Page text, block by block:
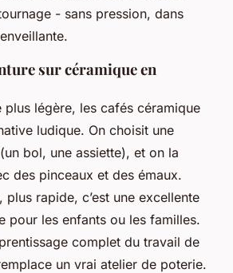
- sans pression, dans
sur céramique en
plus légère, les cafés céramique
ludique. On choisit une
bol, une assiette), et on la
des pinceaux et des émaux.
plus rapide, c’est une excellente
pour les enfants ou les familles.
complet du travail de
un vrai atelier de poterie.